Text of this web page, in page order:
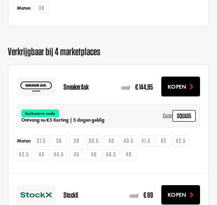
Maten 38
Verkrijgbaar bij 4 marketplaces
SneakerAsk vanaf € 144,95 KOPEN
Exclusieve code
Ontvang nu €5 Korting | 5 dagen geldig
Code SQUAD5
Maten 37.5 38 39 39.5 40 40.5 41.5 42
42.5
43.5
44 44.5 45 46 46.5 48
StockX vanaf € 89 KOPEN